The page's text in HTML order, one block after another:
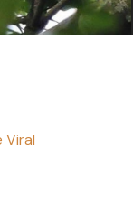
Viral